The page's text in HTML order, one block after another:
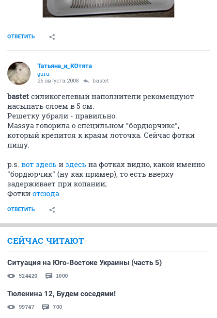
ОТВЕТИТЬ
Татьяна_и_КОтята
guru
25 августа 2008 bastet
bastet силикогелевый наполнители рекомендуют
насыпать слоем в 5 см.
Решетку убрали - правильно.
Massya говорила о специльном "бордюрчике",
который крепится к краям лоточка. Сейчас фотки
пищу.
p.s. вот здесь и здесь на фотках видно, какой именно
"бордюрчик" (ну как пример), то есть вверху
задерживает при копании;
Фотки отсюда
ОТВЕТИТЬ
СЕЙЧАС ЧИТАЮТ
Ситуация на Юго-Востоке Украины (часть 5)
524420 1000
Тюленина 12, Будем соседями!
99747 700